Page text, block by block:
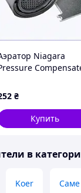
Niagara
PC-T,
₴
Купить
в
Koer Саме